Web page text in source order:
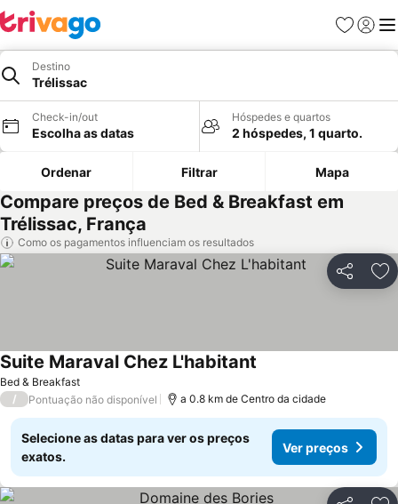
Favoritos
Iniciar
Destino
Trélissac
Check-in/out
Escolha as datas
Hóspedes e quartos
2 hóspedes, 1 quarto.
Ordenar Filtrar Mapa
Compare preços de Bed & Breakfast em
Trélissac, França
Como os pagamentos influenciam os resultados
Partilhar
Bed & Breakfast
Suite Maraval Chez L'habitant
/ Pontuação não disponível a 0.8 km de Centro da cidade
Selecione as datas para ver os preços
exatos.
Ver preços